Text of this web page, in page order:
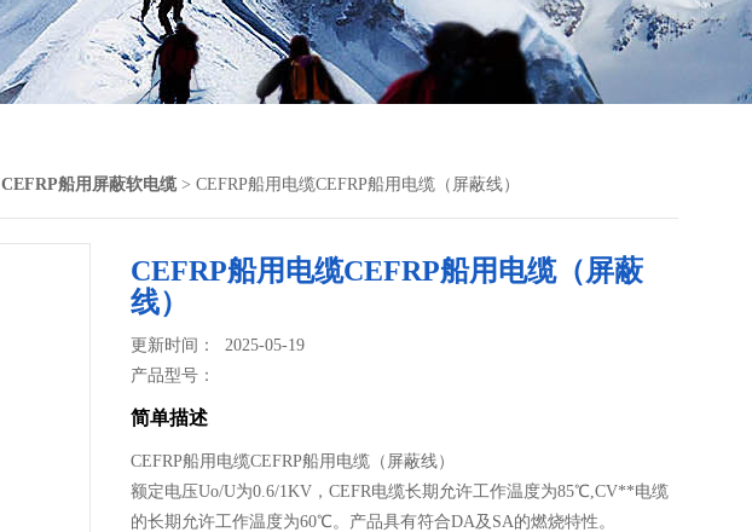
CEFRP船用屏蔽软电缆> CEFRP船用电缆CEFRP船用电缆（屏蔽线）
CEFRP船用电缆CEFRP船用电缆（屏蔽
线）
更新时间： 2025-05-19
产品型号：
简单描述
CEFRP船用电缆CEFRP船用电缆（屏蔽线）
额定电压Uo/U为0.6/1KV，CEFR电缆长期允许工作温度为85℃,CV**电缆
的长期允许工作温度为60℃。产品具有符合DA及SA的燃烧特性。